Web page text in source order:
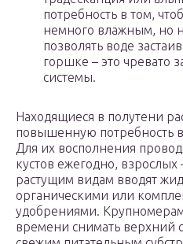
потребность в том,
немного влажным, но
позволять воде
горшке – это чревато
системы.
Находящиеся в полутени
повышенную потребность
Для их восполнения
кустов ежегодно, взрослых
растущим видам вводят
органическими или
удобрениями.
времени снимать верхний